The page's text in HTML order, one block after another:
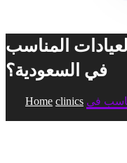
المناسب
في السعودية؟
Home clinics في